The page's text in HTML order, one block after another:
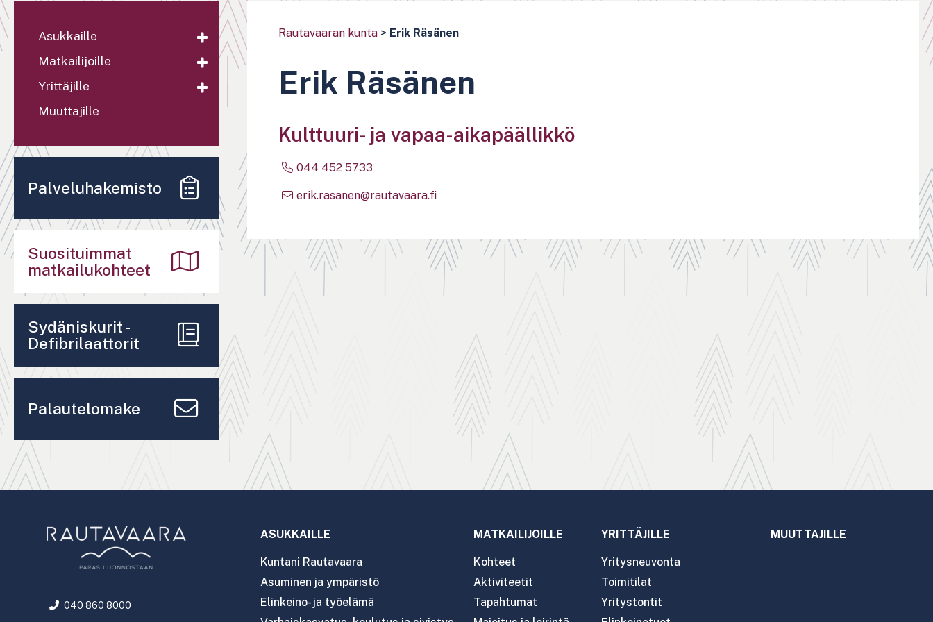
Rautavaaran kunta > Erik Räsänen
Erik Räsänen
Kulttuuri- ja vapaa-aikapäällikkö
044 452 5733
erik.rasanen@rautavaara.fi
Asukkaille
Matkailijoille
Yrittäjille
Muuttajille
Palveluhakemisto
Suosituimmat
matkailukohteet
Sydäniskurit -
Defibrilaattorit
Palautelomake
040 860 8000
ASUKKAILLE
Kuntani Rautavaara
Asuminen ja ympäristö
Elinkeino- ja työelämä
MATKAILIJOILLE
Kohteet
Aktiviteetit
Tapahtumat
YRITTÄJILLE
Yritysneuvonta
Toimitilat
Yritystontit
MUUTTAJILLE